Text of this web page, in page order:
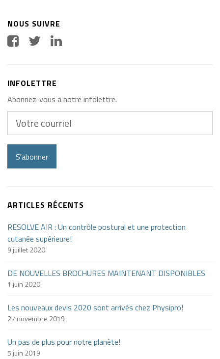
NOUS SUIVRE
INFOLETTRE
Abonnez-vous à notre infolettre.
courriel
S'abonner
ARTICLES RÉCENTS
RESOLVE AIR : Un contrôle postural et une protection
cutanée supérieure!
9 juillet 2020
DE NOUVELLES BROCHURES MAINTENANT DISPONIBLES
1 juin 2020
Les nouveaux devis 2020 sont arrivés chez Physipro!
27 novembre 2019
Un pas de plus pour notre planète!
5 juin 2019